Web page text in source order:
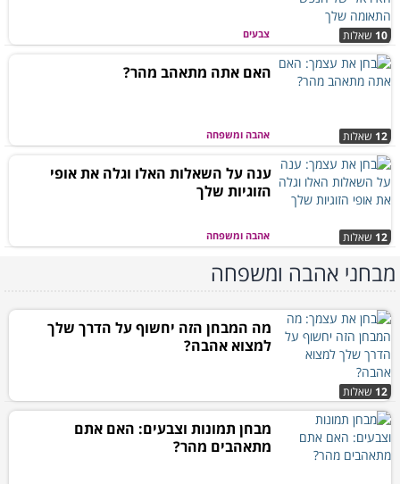
צבעים 10 שאלות
אהבה ומשפחה 12 שאלות
האם אתה מתאהב מהר?
אהבה ומשפחה 12 שאלות
ענה על השאלות האלו וגלה את אופי
הזוגיות שלך
מבחני אהבה ומשפחה
12 שאלות
מה המבחן הזה יחשוף על הדרך שלך
למצוא אהבה?
מבחן תמונות וצבעים: האם אתם
מתאהבים מהר?